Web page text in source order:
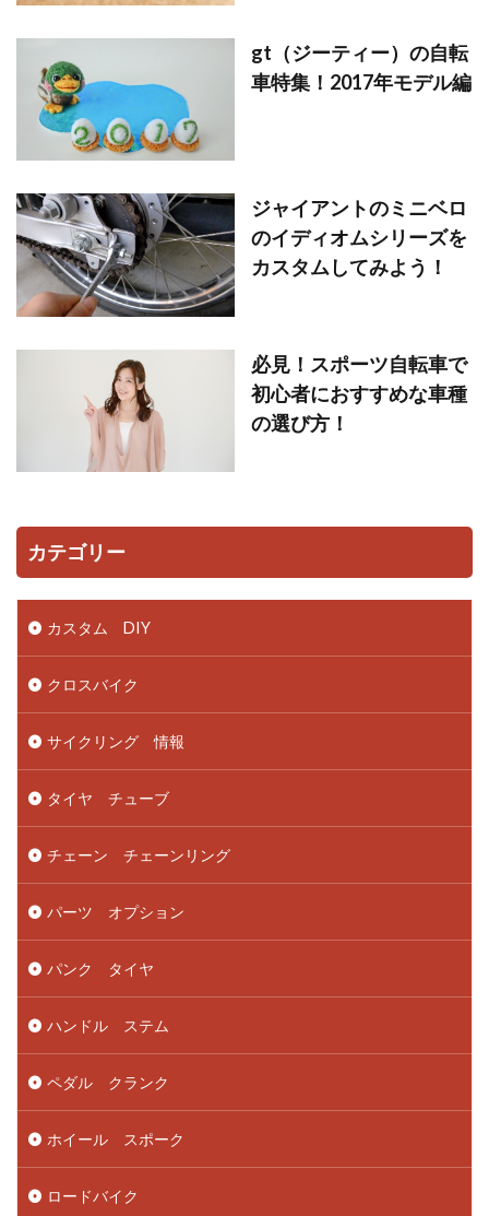
gt（ジーティー）の自転
車特集！2017年モデル編
ジャイアントのミニベロ
のイディオムシリーズを
カスタムしてみよう！
必見！スポーツ自転車で
初心者におすすめな車種
の選び方！
カテゴリー
カスタム DIY
クロスバイク
サイクリング 情報
タイヤ チューブ
チェーン チェーンリング
パーツ オプション
パンク タイヤ
ハンドル ステム
ペダル クランク
ホイール スポーク
ロードバイク